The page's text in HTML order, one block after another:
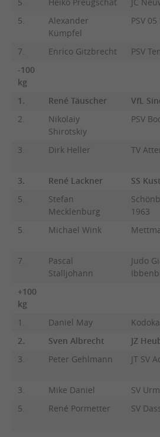
5.
Heiko Preugschat JC
5.
Alexander
Kümpfel
PSV
7. Enrico Gitzbrecht PSV
-100
kg
1.
René Täuscher VfL
2.
Nikolaiy
Shirotskiy
PSV
3. Dirk Heller TV
3. René Lackner
SS
5.
Stefan
Mecklenburg
1963
5. Michael Wink
7.
Pascal
Stalljohann
Judo
+100
kg
1.
Daniel May
2.
Sven Albrecht JZ
3.
Peter Gehlmann JT SV
3. Mike Daniel SV
5.
René Pormetter SV